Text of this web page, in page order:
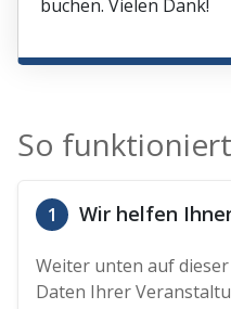
buchen. Vielen Dank!
So
1 Wir helfen
Weiter unten auf
Daten Ihrer